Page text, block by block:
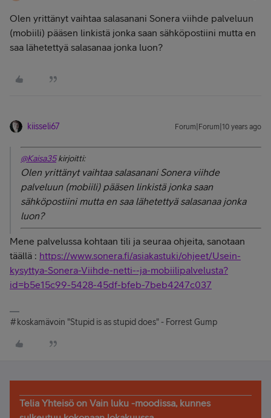
Olen yrittänyt vaihtaa salasanani Sonera viihde palveluun
(mobiili) pääsen linkistä jonka saan sähköpostiini mutta en
saa lähetettyä salasanaa jonka luon?
kiisseli67 Forum|Forum|10 years ago
@Kaisa35kirjoitti:
Olen yrittänyt vaihtaa salasanani Sonera viihde
palveluun (mobiili) pääsen linkistä jonka saan
sähköpostiini mutta en saa lähetettyä salasanaa jonka
luon?
Mene palvelussa kohtaan tili ja seuraa ohjeita, sanotaan
täällä : https://www.sonera.fi/asiakastuki/ohjeet/Usein-
kysyttya-Sonera-Viihde-netti--ja-mobiilipalvelusta?
id=b5e15c99-5428-45df-bfeb-7beb4247c037
#koskamävoin "Stupid is as stupid does" - Forrest Gump
Telia Yhteisö on Vain luku -moodissa, kunnes